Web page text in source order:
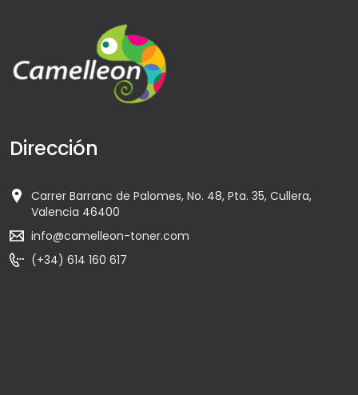
Dirección
Carrer Barranc de Palomes, No. 48, Pta. 35, Cullera,
Valencia 46400
info@camelleon-toner.com
(+34) 614 160 617